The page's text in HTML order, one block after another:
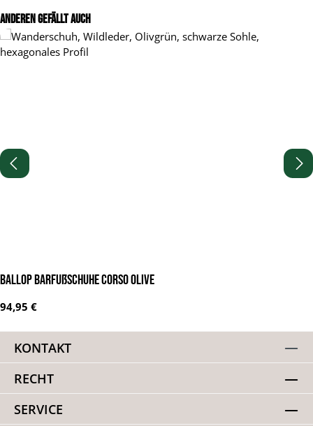
Produktgalerie überspringen
Anderen gefällt auch
BALLOP Barfußschuhe Corso olive
Regulärer Preis:
94,95 €
KONTAKT
RECHT
SERVICE